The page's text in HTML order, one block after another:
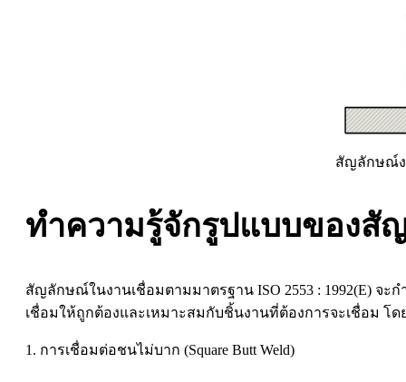
สัญลักษณ์ง
ทำความรู้จักรูปแบบของสั
สัญลักษณ์ในงานเชื่อมตามมาตรฐาน ISO 2553 : 1992(E) จ
เชื่อมให้ถูกต้องและเหมาะสมกับชิ้นงานที่ต้องการจะเชื่อม
1. การเชื่อมต่อชนไม่บาก (Square Butt Weld)